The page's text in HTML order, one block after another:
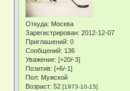
Откуда: Москва
Зарегистрирован: 2012-12-07
Приглашений: 0
Сообщений: 136
Уважение: [+20/-3]
Позитив: [+6/-1]
Пол: Мужской
Возраст: 52[1973-10-15]